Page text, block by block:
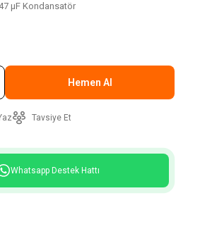
47 μF Kondansatör
Hemen Al
Tavsiye Et
Whatsapp Destek Hattı